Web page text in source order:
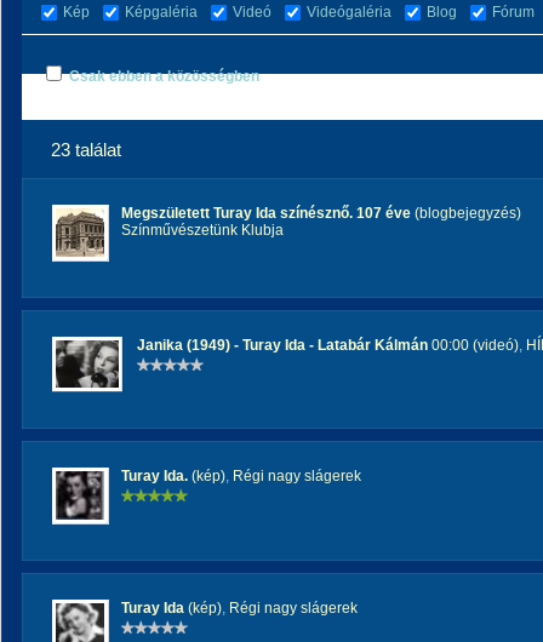
Kép Képgaléria Videó Videógaléria Blog Fórum
Csak ebben a közösségben
23 találat
Megszületett Turay Ida színésznő. 107 éve (blogbejegyzés)
Színművészetünk Klubja
Janika (1949) - Turay Ida - Latabár Kálmán 00:00 (videó),
Turay Ida. (kép), Régi nagy slágerek
Turay Ida (kép), Régi nagy slágerek